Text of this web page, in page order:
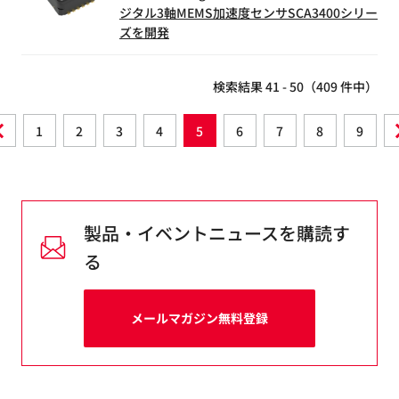
ジタル3軸MEMS加速度センサSCA3400シリー
ズを開発
検索結果 41 - 50（409 件中）
1 2 3 4 5 6 7 8 9
製品・イベントニュースを購読す
る
メールマガジン無料登録